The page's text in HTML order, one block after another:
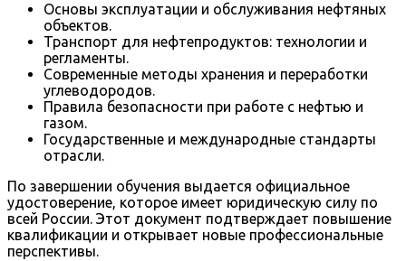
Основы эксплуатации и обслуживания нефтяных
объектов.
Транспорт для нефтепродуктов: технологии и
регламенты.
Современные методы хранения и переработки
углеводородов.
Правила безопасности при работе с нефтью и
газом.
Государственные и международные стандарты
отрасли.
По завершении обучения выдается официальное
удостоверение, которое имеет юридическую силу по
всей России. Этот документ подтверждает повышение
квалификации и открывает новые профессиональные
перспективы.